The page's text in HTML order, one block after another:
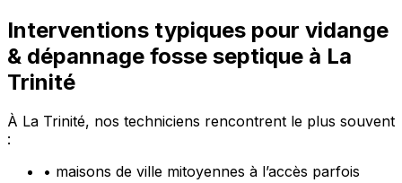
Interventions typiques pour vidange
& dépannage fosse septique à La
Trinité
À La Trinité, nos techniciens rencontrent le plus souvent
:
• maisons de ville mitoyennes à l’accès parfois